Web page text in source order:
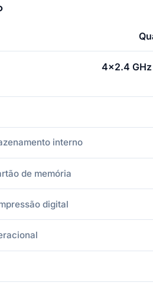
4x2.4
interno
de memória
digital